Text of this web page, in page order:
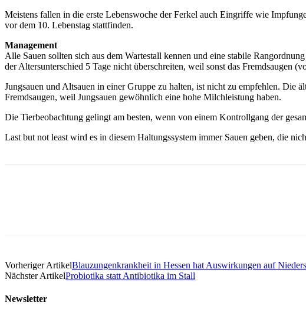
Meistens fallen in die erste Lebenswoche der Ferkel auch Eingriffe wie
vor dem 10. Lebenstag stattfinden.
Management
Alle Sauen sollten sich aus dem Wartestall kennen und eine stabile
der Altersunterschied 5 Tage nicht überschreiten, weil sonst das Fremdsaugen
Jungsauen und Altsauen in einer Gruppe zu halten, ist nicht zu empfehlen. Die
Fremdsaugen, weil Jungsauen gewöhnlich eine hohe Milchleistung haben.
Die Tierbeobachtung gelingt am besten, wenn von einem Kontrollgang der
Last but not least wird es in diesem Haltungssystem immer Sauen geben, die
Vorheriger ArtikelBlauzungenkrankheit in Hessen hat Auswirkungen auf
Nächster ArtikelProbiotika statt Antibiotika im Stall
Newsletter